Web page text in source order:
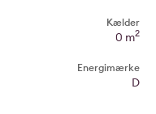
Kælder
0 m2
Energimærke
D